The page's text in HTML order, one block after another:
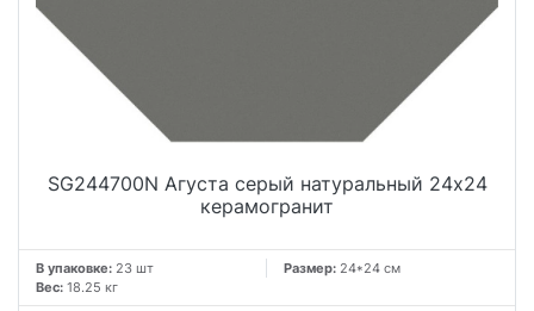
SG244700N Агуста серый натуральный 24х24
керамогранит
В упаковке: 23 шт Размер: 24*24 см
Вес: 18.25 кг